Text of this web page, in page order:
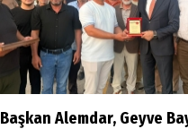
Başkan Alemdar, Geyve